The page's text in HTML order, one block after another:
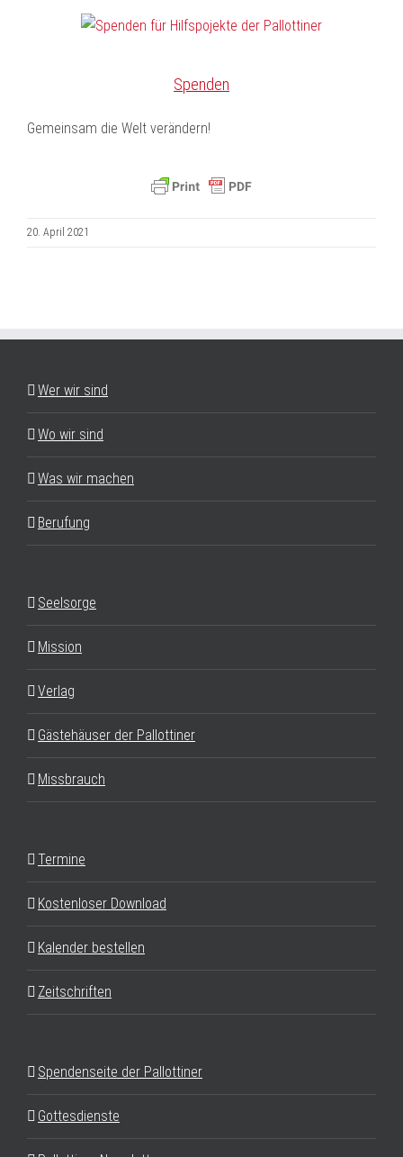
Spenden
Gemeinsam die Welt verändern!
20. April 2021
Wer wir sind
Wo wir sind
Was wir machen
Berufung
Seelsorge
Mission
Verlag
Gästehäuser der Pallottiner
Missbrauch
Termine
Kostenloser Download
Kalender bestellen
Zeitschriften
Spendenseite der Pallottiner
Gottesdienste